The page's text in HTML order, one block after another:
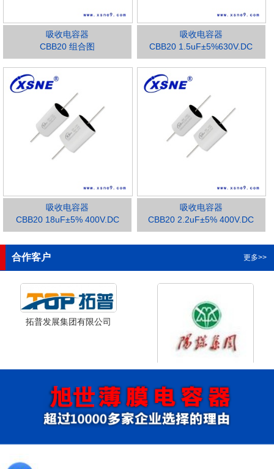
吸收电容器
CBB20 组合图
吸收电容器
CBB20 1.5uF±5%630V.DC
吸收电容器
CBB20 18uF±5% 400V.DC
吸收电容器
CBB20 2.2uF±5% 400V.DC
合作客户 更多>>
拓普发展集团有限公司
山西省阳泉市阳泉煤业集团